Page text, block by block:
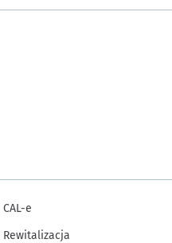
CAL-e
Rewitalizacja